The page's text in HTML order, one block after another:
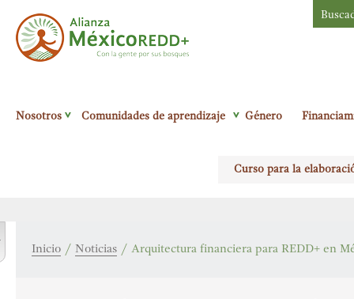
Nosotros Comunidades de aprendizaje Género
Curso para la
Inicio / Noticias / Arquitectura financiera para REDD+ en